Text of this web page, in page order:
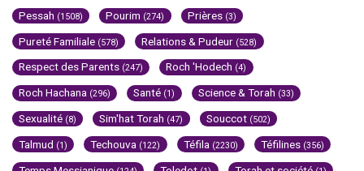
Pessah (1508) Pourim (274) Prières (3)
Pureté Familiale (578) Relations & Pudeur (528)
Respect des Parents (247) Roch 'Hodech (4)
Roch Hachana (296) Santé (1) Science & Torah (33)
Sexualité (8) Sim'hat Torah (47) Souccot (502)
Talmud (1) Techouva (122) Téfila (2230) Téfilines (356)